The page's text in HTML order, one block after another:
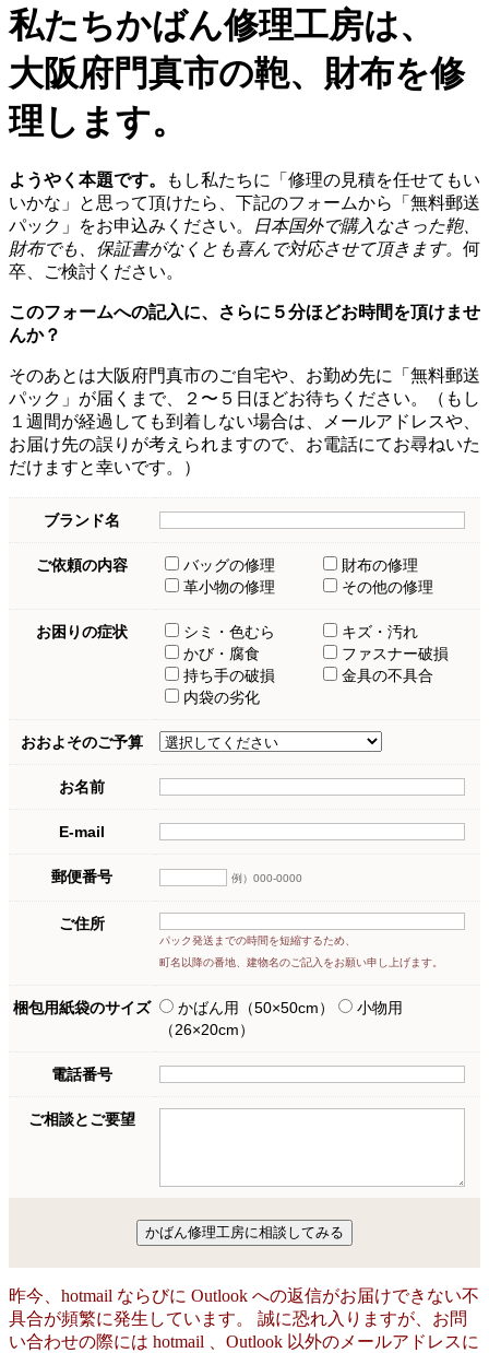
私たちかばん修理工房は、
大阪府門真市の鞄、財布を修
理します。
ようやく本題です。
もし私たちに「修理の見積を任せてもい
いかな」と思って頂けたら、下記のフォームから「無料郵送
パック」をお申込みください。
日本国外で購入なさった鞄、
財布でも、保証書がなくとも喜んで対応させて頂きます。 何
卒、ご検討ください。
このフォームへの記入に、さらに５分ほどお時間を頂けませ
んか？
そのあとは大阪府門真市のご自宅や、お勤め先に「無料郵送
パック」が届くまで、２〜５日ほどお待ちください。（もし
１週間が経過しても到着しない場合は、メールアドレスや、
お届け先の誤りが考えられますので、お電話にてお尋ねいた
だけますと幸いです。）
昨今、hotmail ならびに Outlook への返信がお届けできない不
具合が頻繁に発生しています。 誠に恐れ入りますが、お問
い合わせの際には hotmail 、Outlook 以外のメールアドレスに